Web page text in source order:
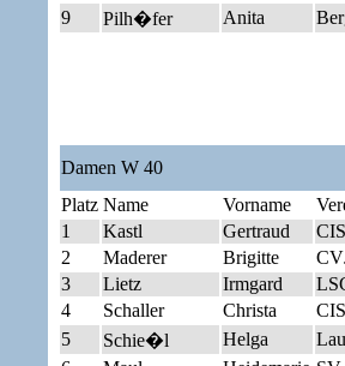
9
Pilh�fer Anita
Damen W 40
Platz Name Vorname
1
Kastl Gertraud
2
Maderer Brigitte
3
Lietz Irmgard
4
Schaller Christa
5
Schie�l Helga